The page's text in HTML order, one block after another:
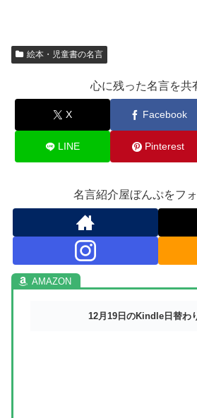
絵本・児童書の名言
心に残った名言を共
X Facebook
LINE Pinterest
名言紹介屋ぼんぷをフ
12月19日のKindle日替わ